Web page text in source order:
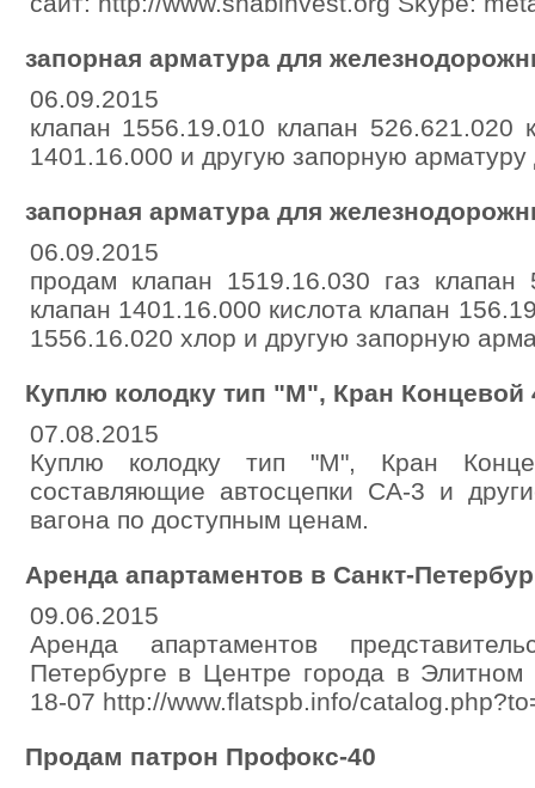
запорная арматура для
06.09.2015
клапан 1556.19.010 клапан 526.621.020
1401.16.000 и другую запорную
запорная арматура для
06.09.2015
продам клапан 1519.16.030 газ клапан
клапан 1401.16.000 кислота клапан
1556.16.020 хлор и другую запорную
Куплю колодку тип "М", Кран Концевой
07.08.2015
Куплю колодку тип "М", Кран
составляющие автосцепки СА-3 и
вагона по доступным ценам.
Аренда апартаментов в Санкт-
09.06.2015
Аренда апартаментов
Петербурге в Центре города в
18-07 http://www.flatspb.info/
Продам патрон Профокс-40